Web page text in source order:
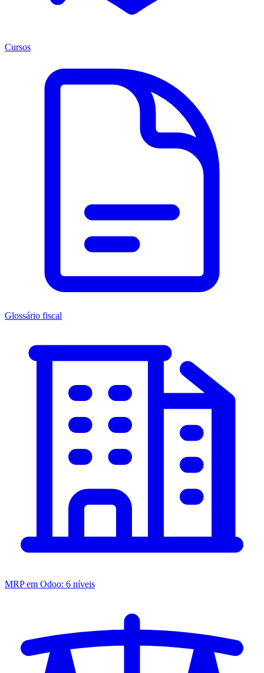
Cursos
Glossário fiscal
MRP em Odoo: 6 níveis